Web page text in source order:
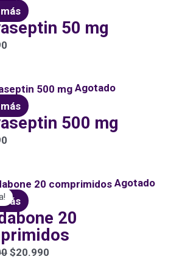
50 mg
Agotado
500 mg
Agotado
20
El
precio
original
era:
$26.000.
$20.990
El
actual
es: